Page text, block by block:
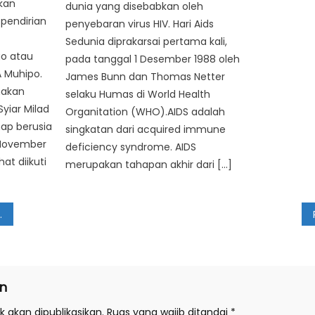
atau
Muhipo.
Milad
berusia
diikuti
dunia yang disebabkan oleh
penyebaran virus HIV. Hari Aids
Sedunia diprakarsai pertama kali,
pada tanggal 1 Desember 1988 oleh
James Bunn dan Thomas Netter
selaku Humas di World Health
Organitation (WHO).AIDS adalah
singkatan dari acquired immune
deficiency syndrome. AIDS
merupakan tahapan akhir dari […]
akan dipublikasikan. Ruas yang wajib ditandai *